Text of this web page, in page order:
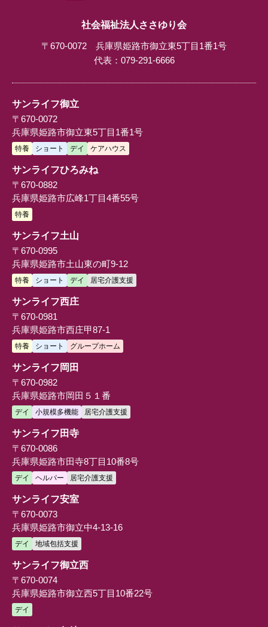
社会福祉法人ささゆり会
〒670-0072 兵庫県姫路市御立東5丁目1番1号
代表： 079-291-6666
サンライフ御立
〒670-0072
兵庫県姫路市御立東5丁目1番1号
特養 ショート デイ ケアハウス
サンライフひろみね
〒670-0882
兵庫県姫路市広峰1丁目4番55号
特養
サンライフ土山
〒670-0995
兵庫県姫路市土山東の町9-12
特養 ショート デイ 居宅介護支援
サンライフ西庄
〒670-0981
兵庫県姫路市西庄甲87-1
特養 ショート グループホーム
サンライフ岡田
〒670-0982
兵庫県姫路市岡田５１番
デイ 小規模多機能 居宅介護支援
サンライフ田寺
〒670-0086
兵庫県姫路市田寺8丁目10番8号
デイ ヘルパー 居宅介護支援
サンライフ安室
〒670-0073
兵庫県姫路市御立中4-13-16
デイ 地域包括支援
サンライフ御立西
〒670-0074
兵庫県姫路市御立西5丁目10番22号
デイ